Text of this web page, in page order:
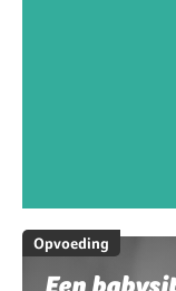
Opvoeding